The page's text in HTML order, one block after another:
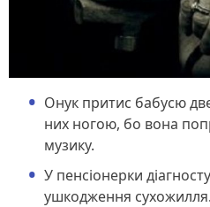
Онук притис бабусю
них ногою, бо вона
музику.
У пенсіонерки
ушкодження сухожилля.